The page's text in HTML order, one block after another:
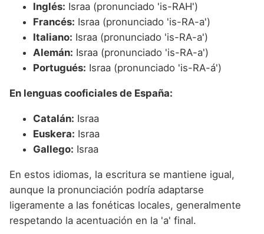
Inglés: Israa (pronunciado 'is-RAH')
Francés: Israa (pronunciado 'is-RA-a')
Italiano: Israa (pronunciado 'is-RA-a')
Alemán: Israa (pronunciado 'is-RA-a')
Portugués: Israa (pronunciado 'is-RA-á')
En lenguas cooficiales de España:
Catalán: Israa
Euskera: Israa
Gallego: Israa
En estos idiomas, la escritura se mantiene igual,
aunque la pronunciación podría adaptarse
ligeramente a las fonéticas locales, generalmente
respetando la acentuación en la 'a' final.